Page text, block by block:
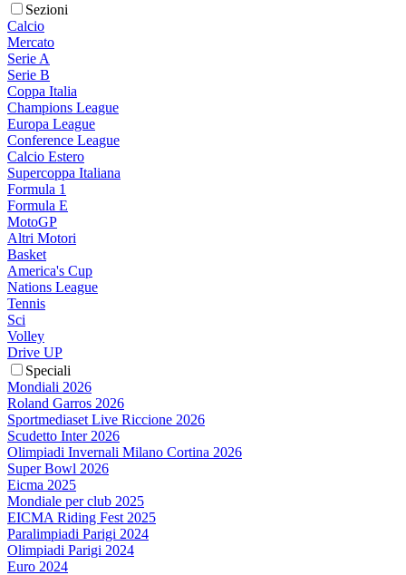
Sezioni
Calcio
Mercato
Serie A
Serie B
Coppa Italia
Champions League
Europa League
Conference League
Calcio Estero
Supercoppa Italiana
Formula 1
Formula E
MotoGP
Altri Motori
Basket
America's Cup
Nations League
Tennis
Sci
Volley
Drive UP
Speciali
Mondiali 2026
Roland Garros 2026
Sportmediaset Live Riccione 2026
Scudetto Inter 2026
Olimpiadi Invernali Milano Cortina 2026
Super Bowl 2026
Eicma 2025
Mondiale per club 2025
EICMA Riding Fest 2025
Paralimpiadi Parigi 2024
Olimpiadi Parigi 2024
Euro 2024